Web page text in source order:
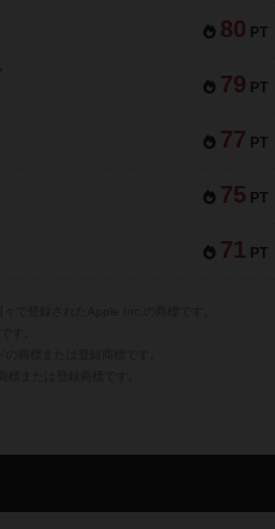
80 PT
79 PT
77 PT
75 PT
71 PT